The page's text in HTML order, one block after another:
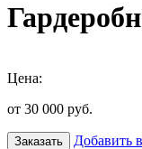
Цена:
от 30 000 руб.
Заказать Добавить